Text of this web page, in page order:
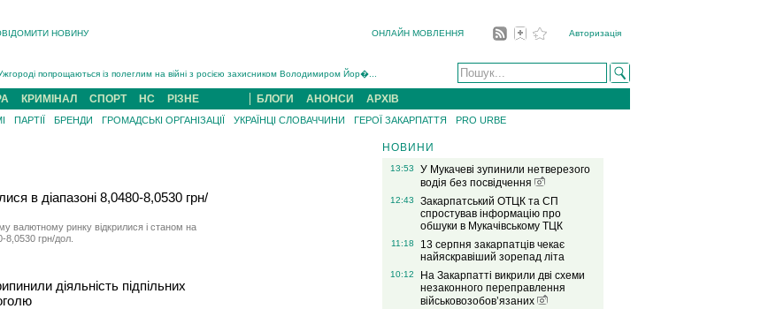
НОВИНУ ОНЛАЙН МОВЛЕННЯ Авторизація
попрощаються із полеглим на війні з росією захисником Володимиром Йор�...
5 серпня попрощаються із захисником Богданом Югасом, який два роки �...
загибель захисника із Нанкова на Хустщині Юліана Гербея (ФОТО)[/gree...
війні з рф поліг військовий з Виноградова Ігнат Роздяловський (ФОТО)...
КРИМІНАЛ СПОРТ НС РІЗНЕ БЛОГИ АНОНСИ АРХІВ
ПАРТІЇ БРЕНДИ ГРОМАДСЬКІ ОРГАНІЗАЦІЇ УКРАЇНЦІ СЛОВАЧЧИНИ ГЕРОЇ ЗАКАРПАТТЯ PRO URBE
в діапазоні 8,0480-8,0530 грн/
валютному ринку відкрилися і станом на
8,0530 грн/дол.
діяльність підпільних
НОВИНИ
13:53
У Мукачеві зупинили нетверезого
водія без посвідчення
12:43
Закарпатський ОТЦК та СП
спростував інформацію про
обшуки в Мукачівському ТЦК
11:18
13 серпня закарпатців чекає
найяскравіший зорепад літа
10:12
На Закарпатті викрили дві схеми
незаконного переправлення
військовозобов’язаних